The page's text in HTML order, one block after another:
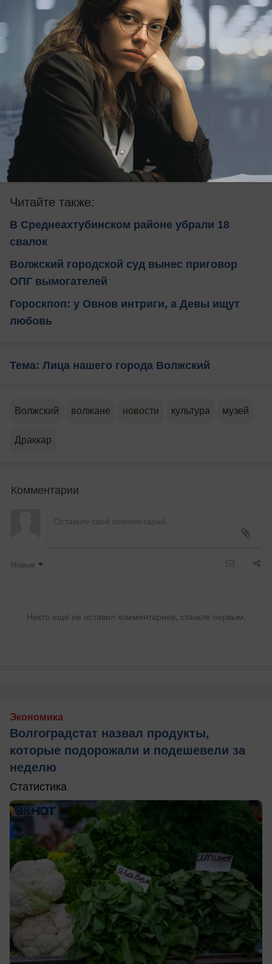
Будь в курсе событий!
на нас в телеграм
Читайте также:
В Среднеахтубинском районе убрали 18
свалок
Волжский городской суд вынес приговор
ОПГ вымогателей
Гороскпоп: у Овнов интриги, а Девы ищут
любовь
Тема: Лица нашего города Волжский
Волжский волжане новости культура музей
Драккар
Комментарии
Новые
Никто ещё не оставил комментариев, станьте первым.
Экономика
Волгоградстат назвал продукты,
которые подорожали и подешевели за
неделю
Статистика